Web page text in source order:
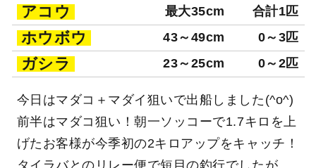
アコウ 最大35cm 合計1匹
ホウボウ 43～49cm 0～3匹
ガシラ 23～25cm 0～2匹
今日はマダコ＋マダイ狙いで出船しました(^o^)
前半はマダコ狙い！朝一ソッコーで1.7キロを上
げたお客様が今季初の2キロアップをキャッチ！
タイラバとのリレー便で短目の釣行でしたが、